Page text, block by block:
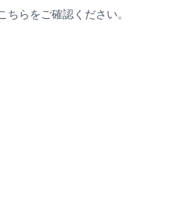
らをご確認ください。